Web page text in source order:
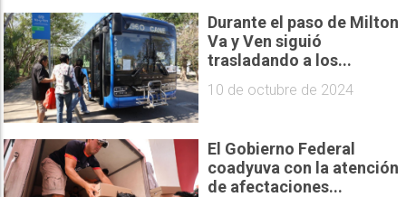
Durante el paso de Milton
Va y Ven siguió
trasladando a los...
10 de octubre de 2024
El Gobierno Federal
coadyuva con la atención
de afectaciones...